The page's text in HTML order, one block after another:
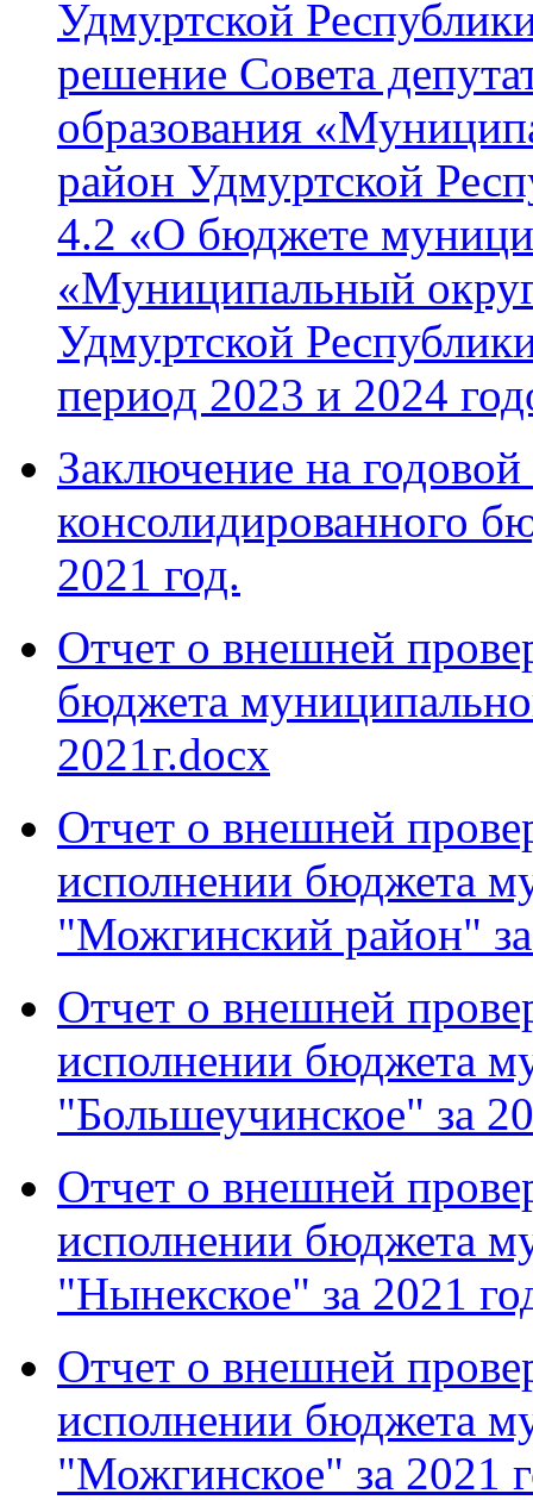
Удмуртской
решение Совета
образования
район Удмуртской
4.2 «О бюджете
«Муниципальный
Удмуртской
период 2023 и 2024
Заключение на
консолидированного
2021 год.
Отчет о внешней
бюджета
2021г.docx
Отчет о внешней
исполнении бюджета
"Можгинский район"
Отчет о внешней
исполнении бюджета
"Большеучинское" за
Отчет о внешней
исполнении бюджета
"Нынекское" за 2021
Отчет о внешней
исполнении бюджета
"Можгинское" за 2021